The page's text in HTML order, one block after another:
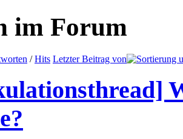
im Forum
/Hits Letzter Beitrag von